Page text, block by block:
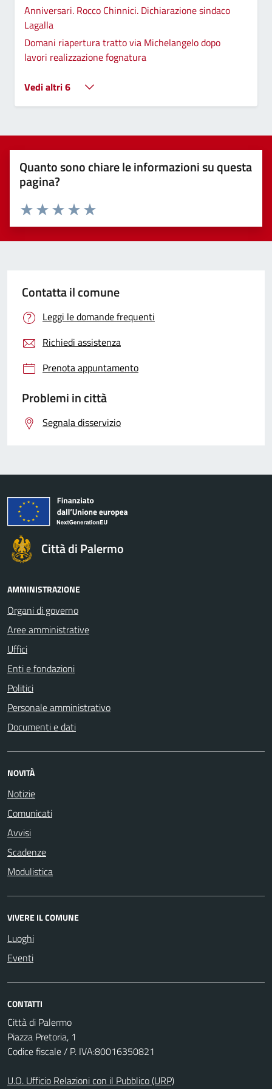
Anniversari. Rocco Chinnici. Dichiarazione sindaco
Lagalla
Domani riapertura tratto via Michelangelo dopo
lavori realizzazione fognatura
Vedi altri 6
Quanto sono chiare le informazioni su questa
pagina?
Valuta 5 stelle su 5
Valuta 4 stelle su 5
Valuta 3 stelle su 5
Valuta 2 stelle su 5
Valuta 1 stelle su 5
Contatta il comune
Leggi le domande frequenti
Richiedi assistenza
Prenota appuntamento
Problemi in città
Segnala disservizio
Città di Palermo
AMMINISTRAZIONE
Organi di governo
Aree amministrative
Uffici
Enti e fondazioni
Politici
Personale amministrativo
Documenti e dati
NOVITÀ
Notizie
Comunicati
Avvisi
Scadenze
Modulistica
VIVERE IL COMUNE
Luoghi
Eventi
CONTATTI
Città di Palermo
Piazza Pretoria, 1
Codice fiscale / P. IVA:80016350821
U.O. Ufficio Relazioni con il Pubblico (URP)